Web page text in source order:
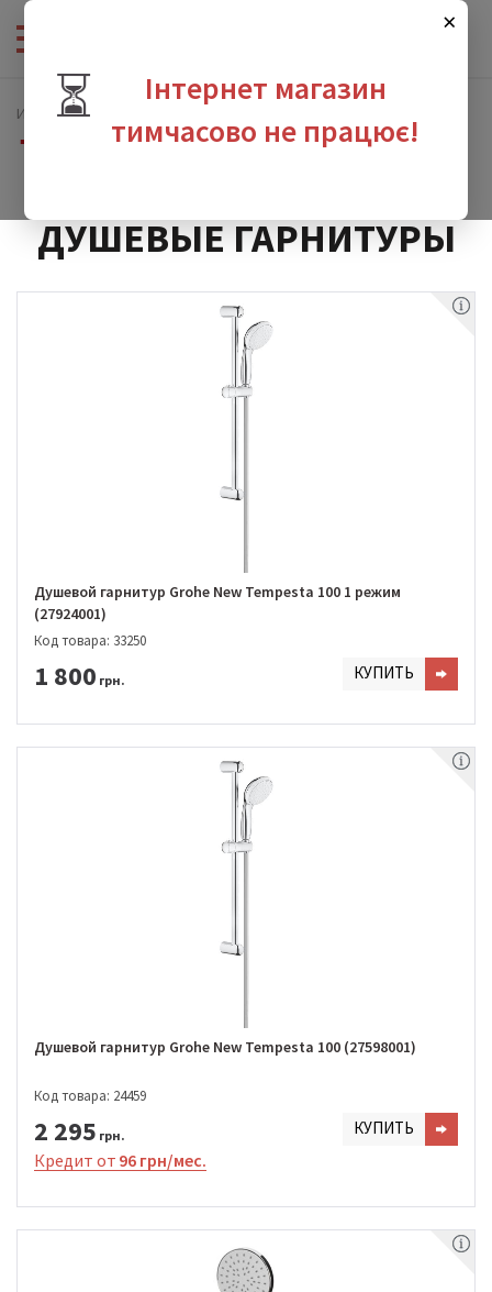
×
⏳
Інтернет магазин
тимчасово не працює!
Интернет-магазин сантехники
Душевые гарнитуры
ДУШЕВЫЕ ГАРНИТУРЫ
Душевой гарнитур Grohe New Tempesta 100 1 режим
(27924001)
Код товара: 33250
1 800 грн. КУПИТЬ
Душевой гарнитур Grohe New Tempesta 100 (27598001)
Код товара: 24459
2 295 грн. КУПИТЬ
Кредит от 96 грн/мес.